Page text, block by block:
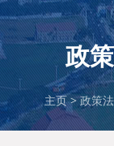
政
主页>政策